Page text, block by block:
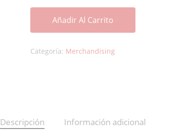
Añadir Al Carrito
Categoría: Merchandising
Descripción Información adicional